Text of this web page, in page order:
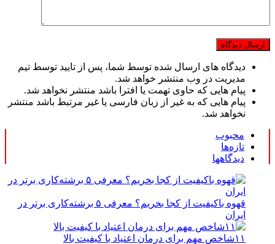
دیدگاه های ارسال شده توسط شما، پس از تایید توسط تیم
مدیریت در وب منتشر خواهد شد.
پیام هایی که حاوی تهمت یا افترا باشد منتشر نخواهد شد.
پیام هایی که به غیر از زبان فارسی یا غیر مرتبط باشد منتشر
نخواهد شد.
محبوب
تازه‌ها
دیدگاهها
قهوه باکیفیت از کجا بخریم؟ معرفی ۵ برشته‌کاری برتر در
ایران
۱۱شاخص مهم برای درمان اعتیاد با کیفیت بالا